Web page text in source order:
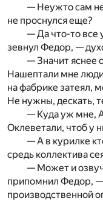
— Неужто сам
не проснулся еще?
— Да что-то все
зевнул Федор, —
— Значит яснее
Нашептали мне
на фабрике затеял,
Не нужны, дескать,
— Куда уж мне,
Оклеветали, чтоб у
— А в курилке
средь коллектива
— Может и
припомнил Федор, —
производственной